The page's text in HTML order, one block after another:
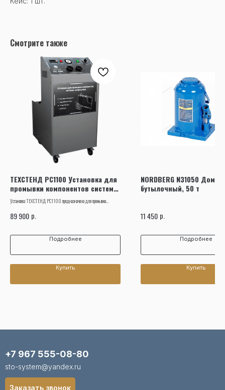
Смотрите также
ТЕХСТЕНД РС1100 Установка для
промывки компонентов системы
охлаждения
Установка ТЕХСТЕНД РС1100 предназначена для промывки
непосредственно на автомобиле, так и демонтированные с него, с
89 900 р.
Подробнее
Купить
NORDBERG N31050
бутылочный, 50 т
11 450 р.
Подробнее
Купить
+7 967 555-08-80
sto-system@yandex.ru
Заказать звонок